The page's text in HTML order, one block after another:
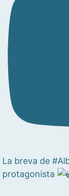
La breva de
protagonista